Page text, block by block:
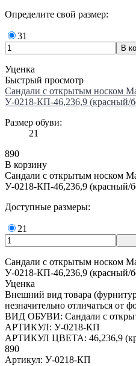
Определите свой размер:
31
Уценка
Быстрый просмотр
Сандали с открытым носком
У-0218-КП-46,236,9 (красный/
Размер обуви:
21
890
В корзину
Сандали с открытым носком
У-0218-КП-46,236,9 (красный/
Доступные размеры:
21
Сандали с открытым носком
У-0218-КП-46,236,9 (красный/
Уценка
Внешний вид товара
незначительно отличаться от
ВИД ОБУВИ: Сандали с
АРТИКУЛ: У-0218-КП
АРТИКУЛ ЦВЕТА: 46,236,9
890
Артикул: У-0218-КП